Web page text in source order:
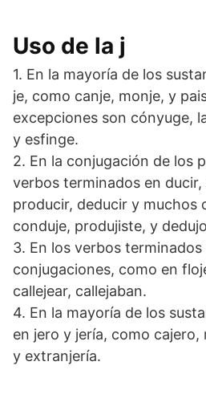
Uso de la j
1. En la mayoría de los
je, como canje, monje, y
excepciones son cónyuge,
y esfinge.
2. En la conjugación de los
verbos terminados en
producir, deducir y muchos
conduje, produjiste, y
3. En los verbos terminados
conjugaciones, como en
callejear, callejaban.
4. En la mayoría de los
en jero y jería, como cajero,
y extranjería.